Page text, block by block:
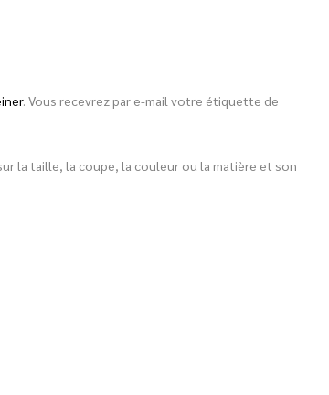
. Vous recevrez par e-mail votre étiquette de
la taille, la coupe, la couleur ou la matière et son